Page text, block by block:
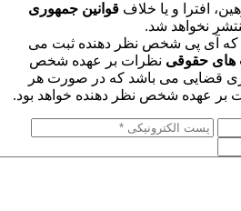
افترا و یا خلاف قوانین جمهوری
نخواهد شد.
که آی پی شخص نظر دهنده ثبت می
های حقوقی نظرات بر عهده شخص
قضایی می باشد که در صورت هر
بر عهده شخص نظر دهنده خواهد بود.